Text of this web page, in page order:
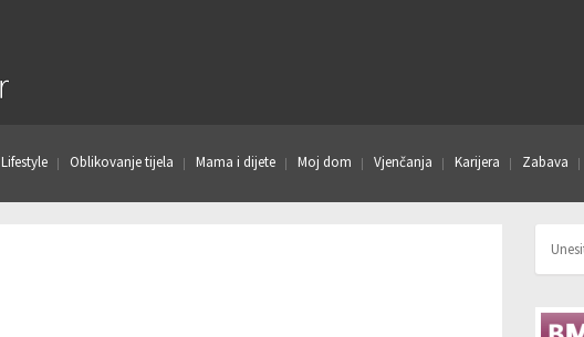
Lifestyle Oblikovanje tijela Mama i dijete Moj dom Vjenčanja Karijera Zabava